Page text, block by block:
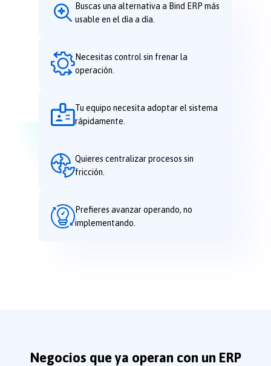
Buscas una alternativa a Bind ERP más
usable en el día a día.
Necesitas control sin frenar la
operación.
Tu equipo necesita adoptar el sistema
rápidamente.
Quieres centralizar procesos sin
fricción.
Prefieres avanzar operando, no
implementando.
Negocios que ya operan con un ERP